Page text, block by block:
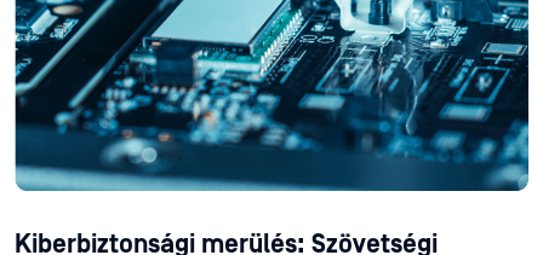
Kiberbiztonsági merülés: Szövetségi